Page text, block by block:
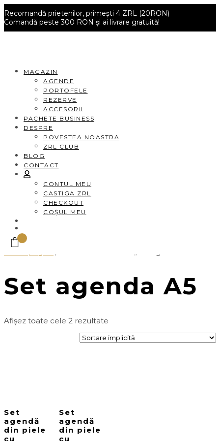
Recomandă prietenilor, primești 4 ZRL (20RON)
Comandă peste 300 RON și ai livrare gratuită!
MAGAZIN
AGENDE
PORTOFELE
REZERVE
ACCESORII
PACHETE BUSINESS
DESPRE
POVESTEA NOASTRA
ZRL CLUB
BLOG
CONTACT
CONTUL MEU
CASTIGA ZRL
CHECKOUT
COȘUL MEU
Set agenda A5
Afișez toate cele 2 rezultate
Set
agendă
din piele
cu
Set
agendă
din piele
cu